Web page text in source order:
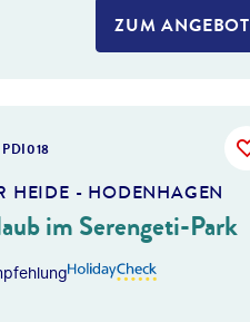
ZUM ANGEBOT
PDI018
HEIDE - HODENHAGEN
im Serengeti-Park